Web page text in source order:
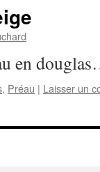
en
, Préau | Laisser un